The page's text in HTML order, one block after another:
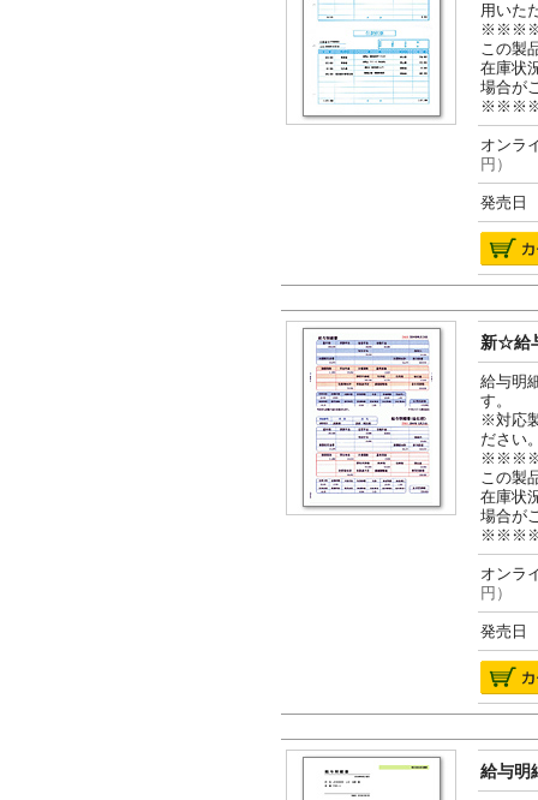
用いた
この製
在庫状
場合が
オン
円）
発売日
新☆給
給与明
す。
※対応
ださい
この製
在庫状
場合が
オン
円）
発売日
給与明